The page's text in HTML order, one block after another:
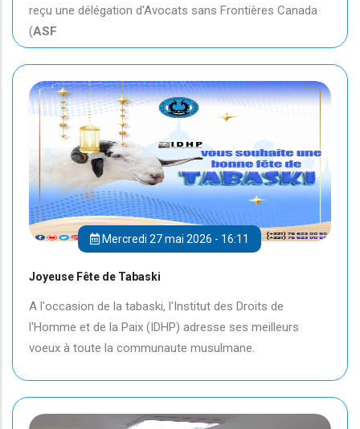
reçu une délégation d'Avocats sans Frontières Canada
(ASF
Mercredi 27 mai 2026 - 16:11
Joyeuse Fête de Tabaski
A l'occasion de la tabaski, l'Institut des Droits de
l'Homme et de la Paix (IDHP) adresse ses meilleurs
voeux à toute la communaute musulmane.